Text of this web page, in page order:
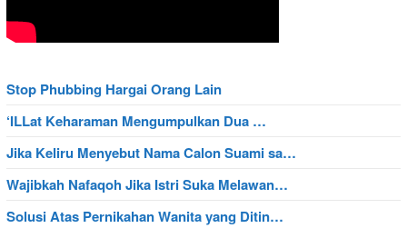
Stop Phubbing Hargai Orang Lain
‘ILLat Keharaman Mengumpulkan Dua …
Jika Keliru Menyebut Nama Calon Suami sa…
Wajibkah Nafaqoh Jika Istri Suka Melawan…
Solusi Atas Pernikahan Wanita yang Ditin…